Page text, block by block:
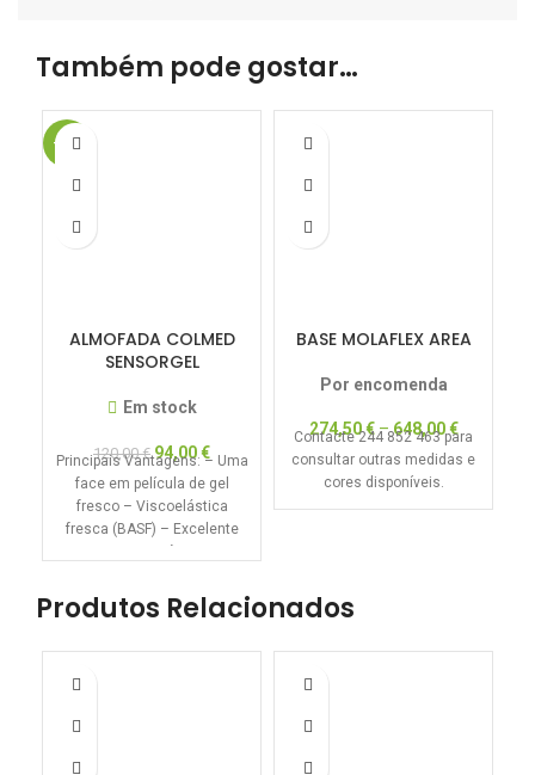
Também pode gostar…
-22%
ALMOFADA COLMED
SENSORGEL
Em stock
120,00€ 94,00€
Principais Vantagens: – Uma
face em película de gel
fresco – Viscoelástica
fresca (BASF) – Excelente
BASE MOLAFLEX AREA
Por encomenda
274,50€–648,00€
Contacte 244 852 463 para
consultar outras medidas e
cores disponíveis.
Produtos Relacionados